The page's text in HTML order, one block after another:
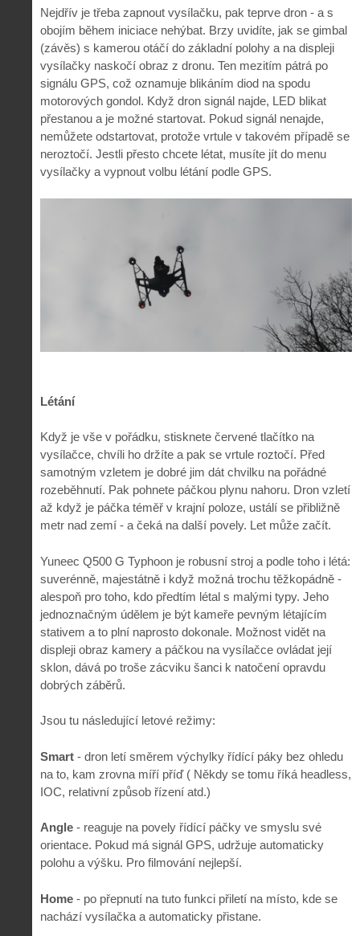
Nejdřív je třeba zapnout vysílačku, pak teprve dron - a s
obojím během iniciace nehýbat. Brzy uvidíte, jak se gimbal
(závěs) s kamerou otáčí do základní polohy a na displeji
vysílačky naskočí obraz z dronu. Ten mezitím pátrá po
signálu GPS, což oznamuje blikáním diod na spodu
motorových gondol. Když dron signál najde, LED blikat
přestanou a je možné startovat. Pokud signál nenajde,
nemůžete odstartovat, protože vrtule v takovém případě se
neroztočí. Jestli přesto chcete létat, musíte jít do menu
vysílačky a vypnout volbu létání podle GPS.
Létání
Když je vše v pořádku, stisknete červené tlačítko na
vysílačce, chvíli ho držíte a pak se vrtule roztočí. Před
samotným vzletem je dobré jim dát chvilku na pořádné
rozeběhnutí. Pak pohnete páčkou plynu nahoru. Dron vzletí
až když je páčka téměř v krajní poloze, ustálí se přibližně
metr nad zemí - a čeká na další povely. Let může začít.
Yuneec Q500 G Typhoon je robusní stroj a podle toho i létá:
suverénně, majestátně i když možná trochu těžkopádně -
alespoň pro toho, kdo předtím létal s malými typy. Jeho
jednoznačným údělem je být kameře pevným létajícím
stativem a to plní naprosto dokonale. Možnost vidět na
displeji obraz kamery a páčkou na vysílačce ovládat její
sklon, dává po troše zácviku šanci k natočení opravdu
dobrých záběrů.
Jsou tu následující letové režimy:
Smart - dron letí směrem výchylky řídící páky bez ohledu
na to, kam zrovna míří příď ( Někdy se tomu říká headless,
IOC, relativní způsob řízení atd.)
Angle - reaguje na povely řídící páčky ve smyslu své
orientace. Pokud má signál GPS, udržuje automaticky
polohu a výšku. Pro filmování nejlepší.
Home - po přepnutí na tuto funkci přiletí na místo, kde se
nachází vysílačka a automaticky přistane.